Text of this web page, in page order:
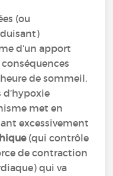
(ou
d’un apport
de sommeil,
d’hypoxie
met en
excessivement
(qui contrôle
de contraction
qui va